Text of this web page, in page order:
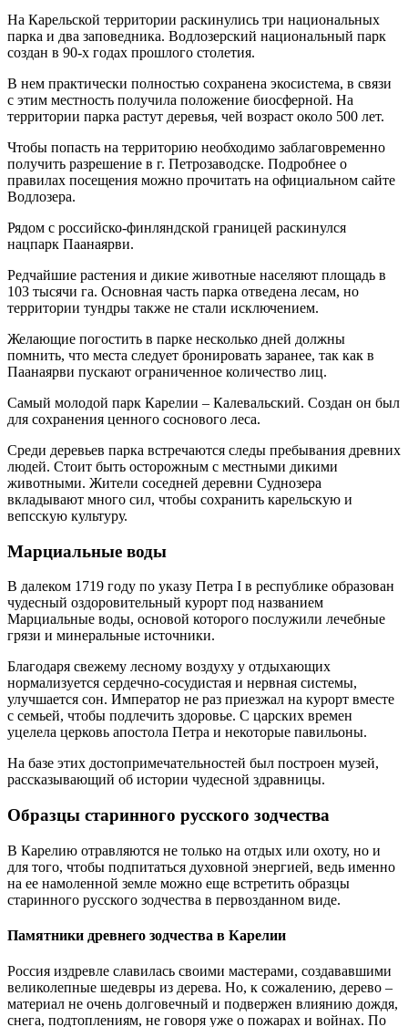
На Карельской территории раскинулись три национальных
парка и два заповедника. Водлозерский национальный парк
создан в 90-х годах прошлого столетия.
В нем практически полностью сохранена экосистема, в связи
с этим местность получила положение биосферной. На
территории парка растут деревья, чей возраст около 500 лет.
Чтобы попасть на территорию необходимо заблаговременно
получить разрешение в г. Петрозаводске. Подробнее о
правилах посещения можно прочитать на официальном сайте
Водлозера.
Рядом с российско-финляндской границей раскинулся
нацпарк Паанаярви.
Редчайшие растения и дикие животные населяют площадь в
103 тысячи га. Основная часть парка отведена лесам, но
территории тундры также не стали исключением.
Желающие погостить в парке несколько дней должны
помнить, что места следует бронировать заранее, так как в
Паанаярви пускают ограниченное количество лиц.
Самый молодой парк Карелии – Калевальский. Создан он был
для сохранения ценного соснового леса.
Среди деревьев парка встречаются следы пребывания древних
людей. Стоит быть осторожным с местными дикими
животными. Жители соседней деревни Суднозера
вкладывают много сил, чтобы сохранить карельскую и
вепсскую культуру.
Марциальные воды
В далеком 1719 году по указу Петра I в республике образован
чудесный оздоровительный курорт под названием
Марциальные воды, основой которого послужили лечебные
грязи и минеральные источники.
Благодаря свежему лесному воздуху у отдыхающих
нормализуется сердечно-сосудистая и нервная системы,
улучшается сон. Император не раз приезжал на курорт вместе
с семьей, чтобы подлечить здоровье. С царских времен
уцелела церковь апостола Петра и некоторые павильоны.
На базе этих достопримечательностей был построен музей,
рассказывающий об истории чудесной здравницы.
Образцы старинного русского зодчества
В Карелию отравляются не только на отдых или охоту, но и
для того, чтобы подпитаться духовной энергией, ведь именно
на ее намоленной земле можно еще встретить образцы
старинного русского зодчества в первозданном виде.
Памятники древнего зодчества в Карелии
Россия издревле славилась своими мастерами, создававшими
великолепные шедевры из дерева. Но, к сожалению, дерево –
материал не очень долговечный и подвержен влиянию дождя,
снега, подтоплениям, не говоря уже о пожарах и войнах. По